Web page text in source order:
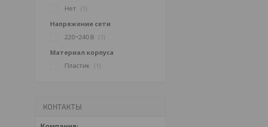
Нет
1
Напряжение сети
220~240 В
1
Материал корпуса
Пластик
1
КОНТАКТЫ